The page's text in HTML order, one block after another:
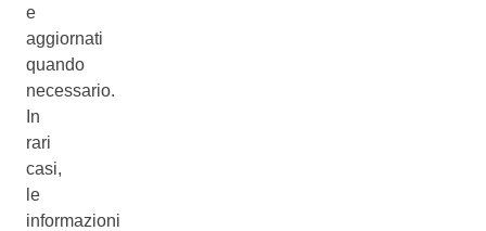
e
aggiornati
quando
necessario.
In
rari
casi,
le
informazioni